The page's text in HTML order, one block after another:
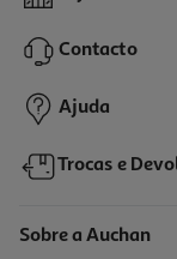
Contacto
Ajuda
Trocas e
Sobre a Auchan